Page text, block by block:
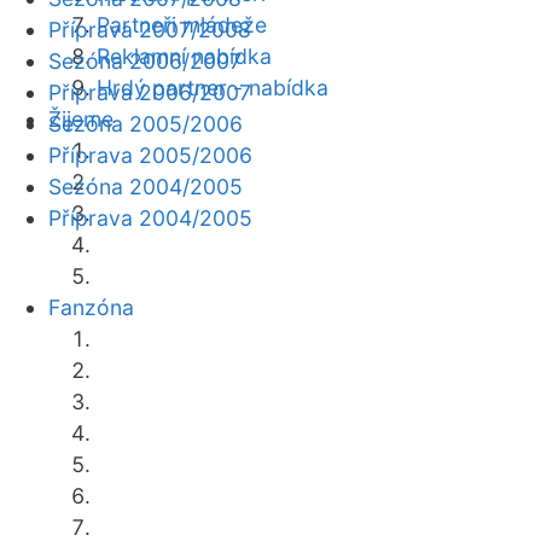
Partneři mládeže
Reklamní nabídka
Hrdý partner - nabídka
Žijeme
Fanzóna
Příprava 2007/2008
Sezóna 2006/2007
Příprava 2006/2007
Sezóna 2005/2006
Příprava 2005/2006
Sezóna 2004/2005
Příprava 2004/2005